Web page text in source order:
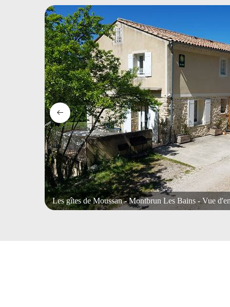
Les gîtes de Moussan - Montbrun Les Bains - Vue